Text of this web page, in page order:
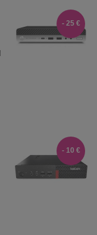
- 25 €
- 10 €